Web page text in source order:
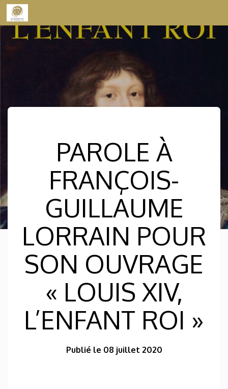
Skip to content
PAROLE À
FRANÇOIS-
GUILLAUME
LORRAIN POUR
SON OUVRAGE
« LOUIS XIV,
L’ENFANT ROI »
Publié le 08 juillet 2020